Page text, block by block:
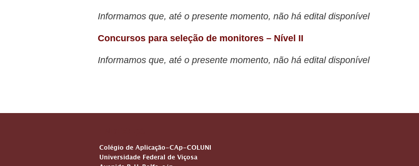
Informamos que, até o presente momento, não há edital disponível
Concursos para seleção de monitores – Nível II
Informamos que, até o presente momento, não há edital disponível
Colégio de Aplicação-CAp-COLUNI
Universidade Federal de Viçosa